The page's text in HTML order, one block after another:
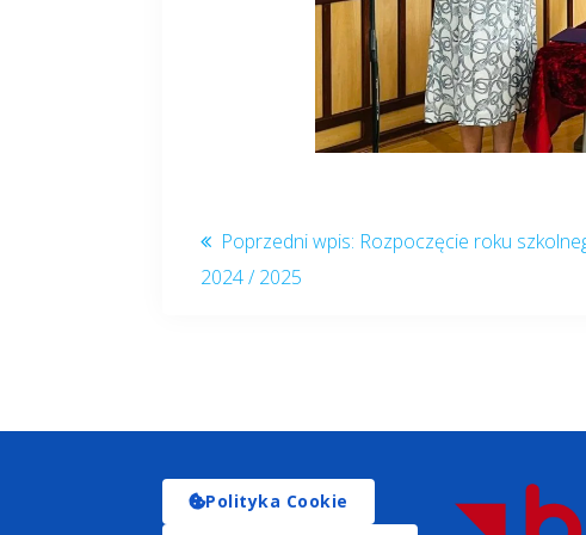
Rozpoczęcie roku
2024 / 2025
Polityka Cookie